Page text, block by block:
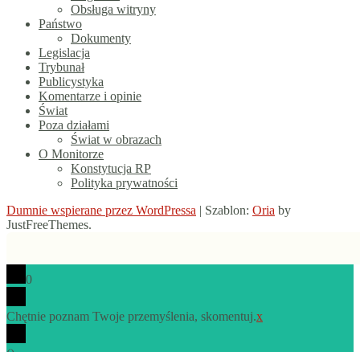
Obsługa witryny
Państwo
Dokumenty
Legislacja
Trybunał
Publicystyka
Komentarze i opinie
Świat
Poza działami
Świat w obrazach
O Monitorze
Konstytucja RP
Polityka prywatności
Dumnie wspierane przez WordPressa | Szablon: Oria by
JustFreeThemes.
0
Chętnie poznam Twoje przemyślenia, skomentuj.x